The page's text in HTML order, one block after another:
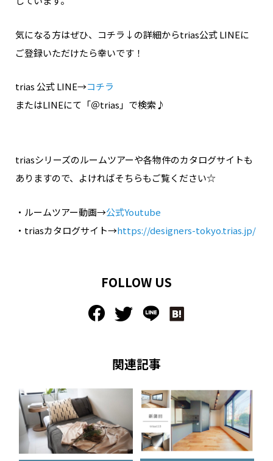
気になる方はぜひ、コチラ↓の詳細からtrias公式 LINEに
ご登録いただけたら幸いです！
trias 公式 LINE→コチラ
またはLINEにて「＠trias」で検索♪
triasシリーズのルームツアーや各物件のカタログサイトも
ありますので、よければそちらもご覧ください☆
・ルームツアー動画→公式Youtube
・triasカタログサイト→https://designers-tokyo.trias.jp/
FOLLOW US
関連記事